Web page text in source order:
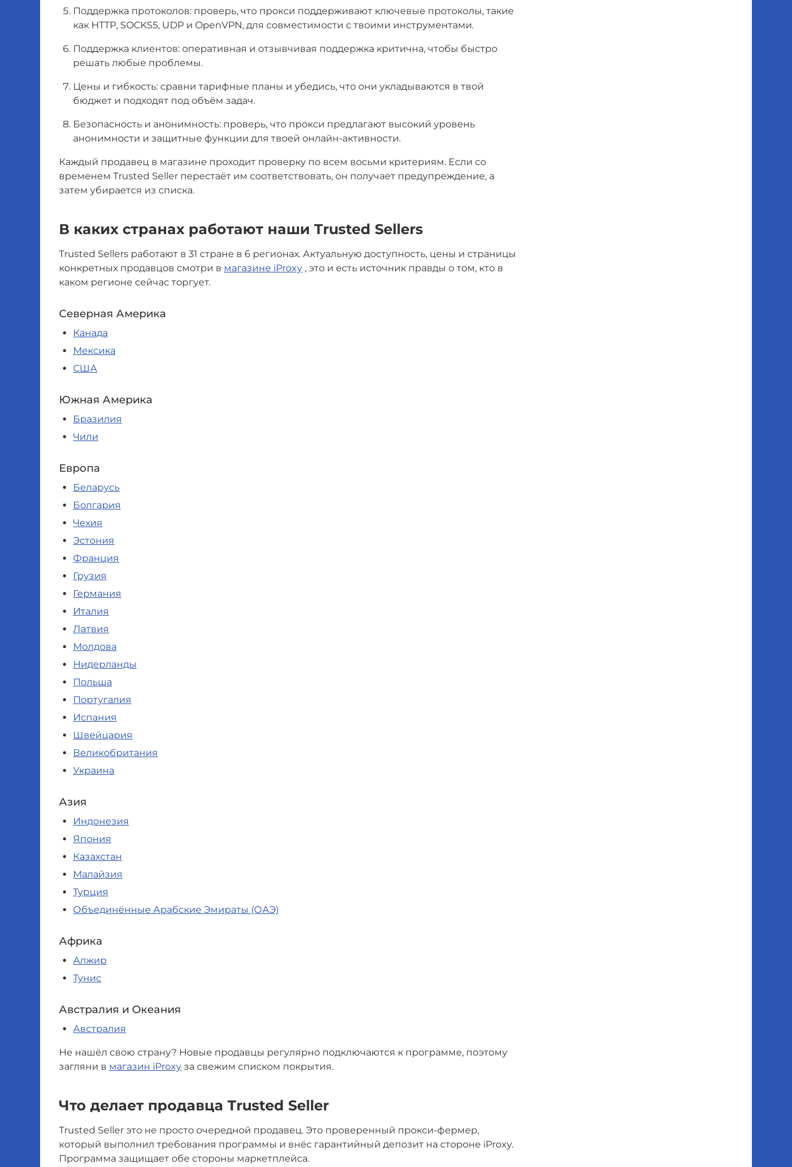
Поддержка протоколов: проверь, что прокси поддерживают ключевые протоколы, такие
как HTTP, SOCKS5, UDP и OpenVPN, для совместимости с твоими инструментами.
Поддержка клиентов: оперативная и отзывчивая поддержка критична, чтобы быстро
решать любые проблемы.
Цены и гибкость: сравни тарифные планы и убедись, что они укладываются в твой
бюджет и подходят под объём задач.
Безопасность и анонимность: проверь, что прокси предлагают высокий уровень
анонимности и защитные функции для твоей онлайн-активности.
Каждый продавец в магазине проходит проверку по всем восьми критериям. Если со
временем Trusted Seller перестаёт им соответствовать, он получает предупреждение, а
затем убирается из списка.
В каких странах работают наши Trusted Sellers
Trusted Sellers работают в 31 стране в 6 регионах. Актуальную доступность, цены и страницы
конкретных продавцов смотри в магазине iProxy , это и есть источник правды о том, кто в
каком регионе сейчас торгует.
Северная Америка
Канада
Мексика
США
Южная Америка
Бразилия
Чили
Европа
Беларусь
Болгария
Чехия
Эстония
Франция
Грузия
Германия
Италия
Латвия
Молдова
Нидерланды
Польша
Португалия
Испания
Швейцария
Великобритания
Украина
Азия
Индонезия
Япония
Казахстан
Малайзия
Турция
Объединённые Арабские Эмираты (ОАЭ)
Африка
Алжир
Тунис
Австралия и Океания
Австралия
Не нашёл свою страну? Новые продавцы регулярно подключаются к программе, поэтому
загляни в магазин iProxy за свежим списком покрытия.
Что делает продавца Trusted Seller
Trusted Seller это не просто очередной продавец. Это проверенный прокси-фермер,
который выполнил требования программы и внёс гарантийный депозит на стороне iProxy.
Программа защищает обе стороны маркетплейса.